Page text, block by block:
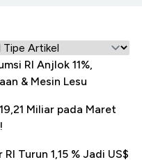
RI Anjlok 11%,
& Mesin Lesu
Miliar pada Maret
Turun 1,15 % Jadi US$